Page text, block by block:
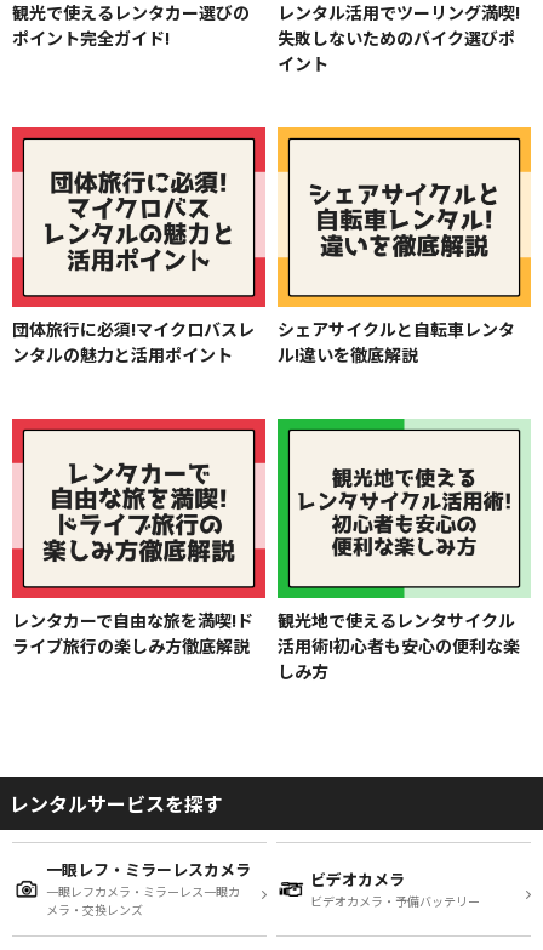
観光で使えるレンタカー選びの
ポイント完全ガイド!
レンタル活用でツーリング満喫!
失敗しないためのバイク選びポ
イント
団体旅行に必須!マイクロバスレ
ンタルの魅力と活用ポイント
シェアサイクルと自転車レンタ
ル!違いを徹底解説
レンタカーで自由な旅を満喫!ド
ライブ旅行の楽しみ方徹底解説
観光地で使えるレンタサイクル
活用術!初心者も安心の便利な楽
しみ方
レンタルサービスを探す
一眼レフ・ミラーレスカメラ
一眼レフカメラ・ミラーレス一眼カ
メラ・交換レンズ
ビデオカメラ
ビデオカメラ・予備バッテリー